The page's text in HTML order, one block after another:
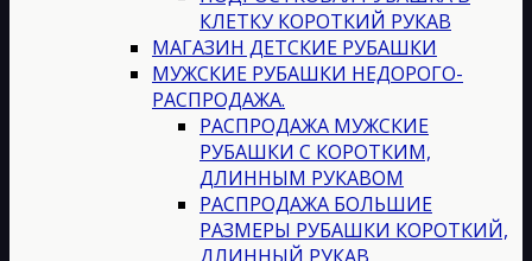
КЛЕТКУ КОРОТКИЙ РУКАВ
МАГАЗИН ДЕТСКИЕ РУБАШКИ
МУЖСКИЕ РУБАШКИ НЕДОРОГО-
РАСПРОДАЖА.
РАСПРОДАЖА МУЖСКИЕ
РУБАШКИ С КОРОТКИМ,
ДЛИННЫМ РУКАВОМ
РАСПРОДАЖА БОЛЬШИЕ
РАЗМЕРЫ РУБАШКИ КОРОТКИЙ,